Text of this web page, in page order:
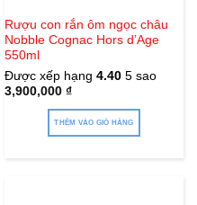
được
chọn
trang
Rượu con rắn ôm ngọc châu
Nobble Cognac Hors d’Age
550ml
Được xếp hạng 4.405 sao
3,900,000 ₫
THÊM VÀO GIỎ HÀNG